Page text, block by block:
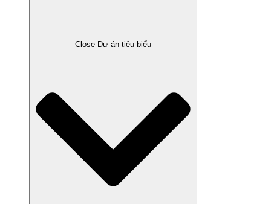
Close Dự án tiêu biểu